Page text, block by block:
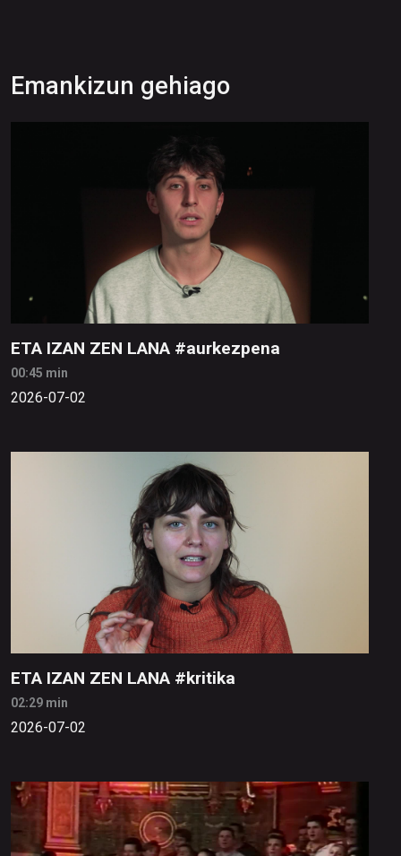
Emankizun gehiago
ETA IZAN ZEN LANA #aurkezpena
00:45 min
2026-07-02
ETA IZAN ZEN LANA #kritika
02:29 min
2026-07-02